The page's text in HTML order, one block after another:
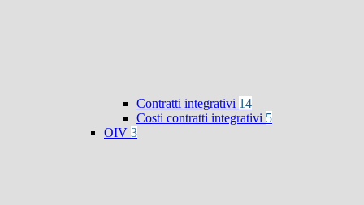
Contratti integrativi 14
Costi contratti integrativi 5
OIV 3